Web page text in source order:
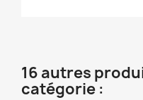
16 autres
catégorie :